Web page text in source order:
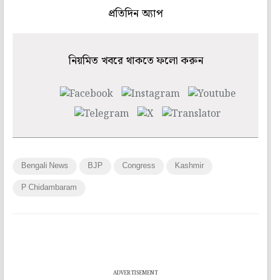
প্রতিদিন অ্যাপ
নিয়মিত খবরে থাকতে ফলো করুন
Bengali News BJP Congress Kashmir
P Chidambaram
ADVERTISEMENT